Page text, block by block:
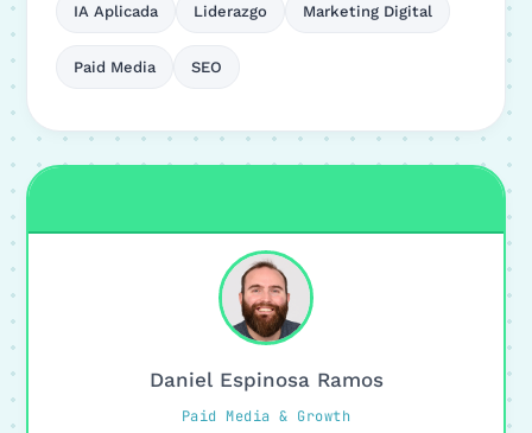
IA Aplicada Liderazgo Marketing Digital
Paid Media SEO
Daniel Espinosa Ramos
Paid Media & Growth